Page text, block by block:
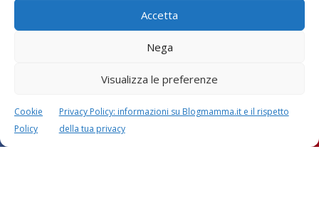
Accetta
Nega
Visualizza le preferenze
Cookie
Policy
Privacy Policy: informazioni su Blogmamma.it e il rispetto
della tua privacy
d’auguri, filastrocche